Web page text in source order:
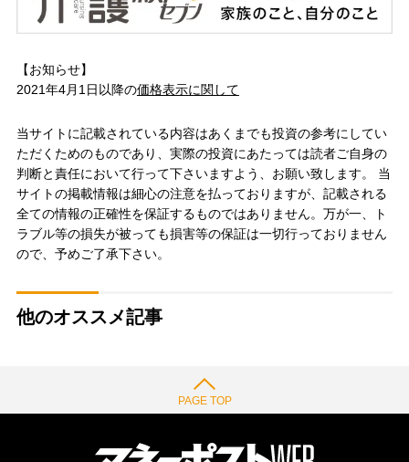
【お知らせ】
2021年4月1日以降の価格表示に関して
当サイトに記載されている内容はあくまでも投資の参考にしてい
ただくためのものであり、実際の投資にあたっては読者ご自身の
判断と責任において行って下さいますよう、お願い致します。 当
サイトの掲載情報は細心の注意を払っておりますが、記載される
全ての情報の正確性を保証するものではありません。万が一、ト
ラブル等の損失が被っても損害等の保証は一切行っておりません
ので、予めご了承下さい。
他のオススメ記事
PAGE TOP